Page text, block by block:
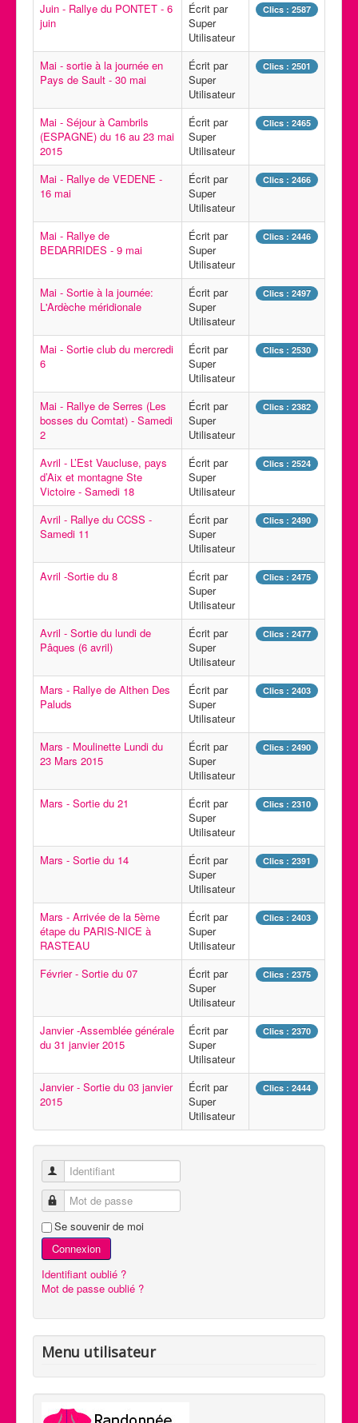
Juin - Rallye du PONTET - 6
juin
Écrit par
Super
Utilisateur
Clics : 2587
Mai - sortie à la journée en
Pays de Sault - 30 mai
Écrit par
Super
Utilisateur
Clics : 2501
Mai - Séjour à Cambrils
(ESPAGNE) du 16 au 23 mai
2015
Écrit par
Super
Utilisateur
Clics : 2465
Mai - Rallye de VEDENE -
16 mai
Écrit par
Super
Utilisateur
Clics : 2466
Mai - Rallye de
BEDARRIDES - 9 mai
Écrit par
Super
Utilisateur
Clics : 2446
Mai - Sortie à la journée:
L'Ardèche méridionale
Écrit par
Super
Utilisateur
Clics : 2497
Mai - Sortie club du mercredi
6
Écrit par
Super
Utilisateur
Clics : 2530
Mai - Rallye de Serres (Les
bosses du Comtat) - Samedi
2
Écrit par
Super
Utilisateur
Clics : 2382
Avril - L’Est Vaucluse, pays
d’Aix et montagne Ste
Victoire - Samedi 18
Écrit par
Super
Utilisateur
Clics : 2524
Avril - Rallye du CCSS -
Samedi 11
Écrit par
Super
Utilisateur
Clics : 2490
Avril -Sortie du 8
Écrit par
Super
Utilisateur
Clics : 2475
Avril - Sortie du lundi de
Pâques (6 avril)
Écrit par
Super
Utilisateur
Clics : 2477
Mars - Rallye de Althen Des
Paluds
Écrit par
Super
Utilisateur
Clics : 2403
Mars - Moulinette Lundi du
23 Mars 2015
Écrit par
Super
Utilisateur
Clics : 2490
Mars - Sortie du 21
Écrit par
Super
Utilisateur
Clics : 2310
Mars - Sortie du 14
Écrit par
Super
Utilisateur
Clics : 2391
Mars - Arrivée de la 5ème
étape du PARIS-NICE à
RASTEAU
Écrit par
Super
Utilisateur
Clics : 2403
Février - Sortie du 07
Écrit par
Super
Utilisateur
Clics : 2375
Janvier -Assemblée générale
du 31 janvier 2015
Écrit par
Super
Utilisateur
Clics : 2370
Janvier - Sortie du 03 janvier
2015
Écrit par
Super
Utilisateur
Clics : 2444
Identifiant
Mot de passe
Se souvenir de moi
Connexion
Identifiant oublié ?
Mot de passe oublié ?
Menu utilisateur